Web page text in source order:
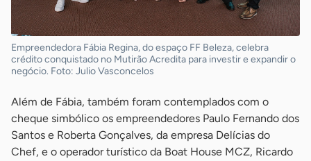
Empreendedora Fábia Regina, do espaço FF Beleza, celebra
crédito conquistado no Mutirão Acredita para investir e expandir o
negócio. Foto: Julio Vasconcelos
Além de Fábia, também foram contemplados com o
cheque simbólico os empreendedores Paulo Fernando dos
Santos e Roberta Gonçalves, da empresa Delícias do
Chef, e o operador turístico da Boat House MCZ, Ricardo